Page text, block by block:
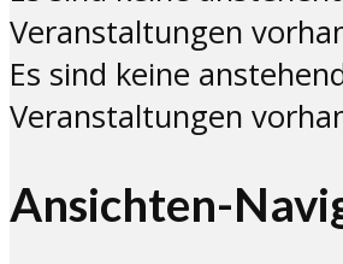
Veranstaltungen
Es sind keine
Veranstaltungen
Ansichten-